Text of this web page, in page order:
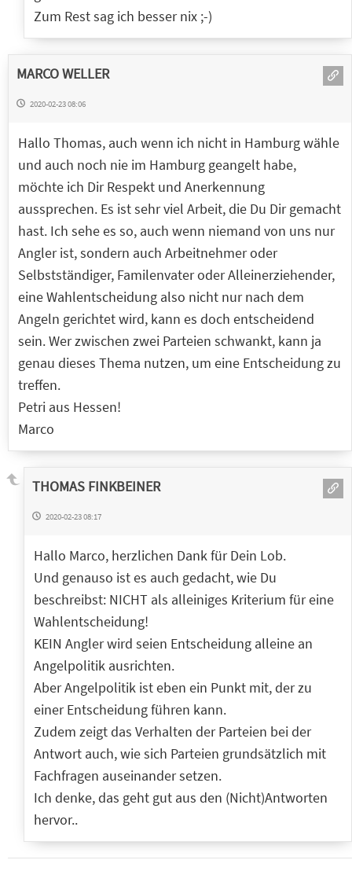
Zum Rest sag ich besser nix ;-)
MARCO WELLER
2020-02-23 08:06
Hallo Thomas, auch wenn ich nicht in Hamburg wähle
und auch noch nie im Hamburg geangelt habe,
möchte ich Dir Respekt und Anerkennung
aussprechen. Es ist sehr viel Arbeit, die Du Dir gemacht
hast. Ich sehe es so, auch wenn niemand von uns nur
Angler ist, sondern auch Arbeitnehmer oder
Selbstständiger, Familenvater oder Alleinerziehender,
eine Wahlentscheidung also nicht nur nach dem
Angeln gerichtet wird, kann es doch entscheidend
sein. Wer zwischen zwei Parteien schwankt, kann ja
genau dieses Thema nutzen, um eine Entscheidung zu
treffen.
Petri aus Hessen!
Marco
THOMAS FINKBEINER
2020-02-23 08:17
Hallo Marco, herzlichen Dank für Dein Lob.
Und genauso ist es auch gedacht, wie Du
beschreibst: NICHT als alleiniges Kriterium für eine
Wahlentscheidung!
KEIN Angler wird seien Entscheidung alleine an
Angelpolitik ausrichten.
Aber Angelpolitik ist eben ein Punkt mit, der zu
einer Entscheidung führen kann.
Zudem zeigt das Verhalten der Parteien bei der
Antwort auch, wie sich Parteien grundsätzlich mit
Fachfragen auseinander setzen.
Ich denke, das geht gut aus den (Nicht)Antworten
hervor..